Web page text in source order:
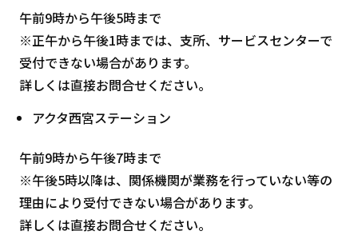
午前9時から午後5時まで
※正午から午後1時までは、支所、サービスセンターで
受付できない場合があります。
詳しくは直接お問合せください。
アクタ西宮ステーション
午前9時から午後7時まで
※午後5時以降は、関係機関が業務を行っていない等の
理由により受付できない場合があります。
詳しくは直接お問合せください。